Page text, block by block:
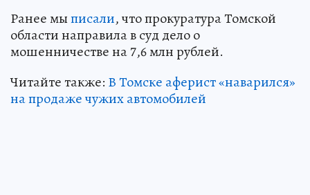
Ранее мыписали, что прокуратура Томской
области направила в суд дело о
мошенничестве на 7,6 млн рублей.
Читайте также: В Томске аферист «наварился»
на продаже чужих автомобилей